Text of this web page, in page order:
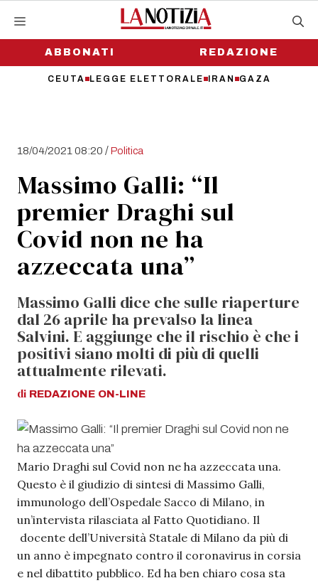
contenutoABBONATI
CEUTA LEGGE ELETTORALE IRAN GAZA
REDAZIONE
18/04/2021 08:20 /Politica
Massimo Galli: “Il
premier Draghi sul
Covid non ne ha
azzeccata una”
Massimo Galli dice che sulle riaperture
dal 26 aprile ha prevalso la linea
Salvini. E aggiunge che il rischio è che i
positivi siano molti di più di quelli
attualmente rilevati.
di REDAZIONE ON-LINE
Mario Draghi sul Covid non ne ha azzeccata una.
Questo è il giudizio di sintesi di Massimo Galli,
immunologo dell’Ospedale Sacco di Milano, in
un’intervista rilasciata al Fatto Quotidiano. Il
docente dell’Università Statale di Milano da più di
un anno è impegnato contro il coronavirus in corsia
e nel dibattito pubblico. Ed ha ben chiaro cosa sta